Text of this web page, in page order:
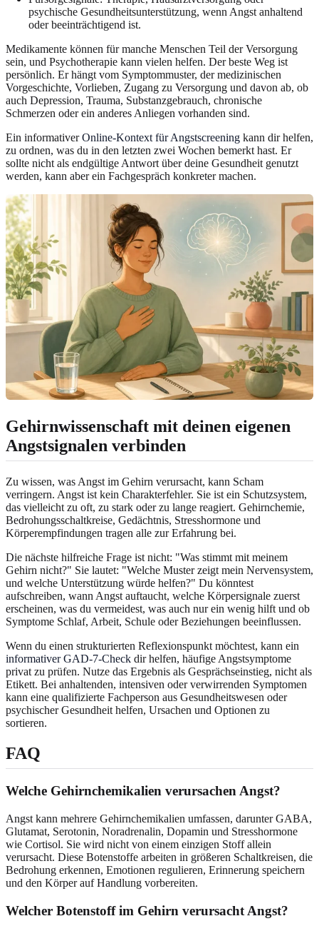
psychische Gesundheitsunterstützung, wenn Angst anhaltend
oder beeinträchtigend ist.
Medikamente können für manche Menschen Teil der Versorgung
sein, und Psychotherapie kann vielen helfen. Der beste Weg ist
persönlich. Er hängt vom Symptommuster, der medizinischen
Vorgeschichte, Vorlieben, Zugang zu Versorgung und davon ab, ob
auch Depression, Trauma, Substanzgebrauch, chronische
Schmerzen oder ein anderes Anliegen vorhanden sind.
Ein informativerOnline-Kontext für Angstscreening kann dir helfen,
zu ordnen, was du in den letzten zwei Wochen bemerkt hast. Er
sollte nicht als endgültige Antwort über deine Gesundheit genutzt
werden, kann aber ein Fachgespräch konkreter machen.
Gehirnwissenschaft mit deinen eigenen
Angstsignalen verbinden
Zu wissen, was Angst im Gehirn verursacht, kann Scham
verringern. Angst ist kein Charakterfehler. Sie ist ein Schutzsystem,
das vielleicht zu oft, zu stark oder zu lange reagiert. Gehirnchemie,
Bedrohungsschaltkreise, Gedächtnis, Stresshormone und
Körperempfindungen tragen alle zur Erfahrung bei.
Die nächste hilfreiche Frage ist nicht: "Was stimmt mit meinem
Gehirn nicht?" Sie lautet: "Welche Muster zeigt mein Nervensystem,
und welche Unterstützung würde helfen?" Du könntest
aufschreiben, wann Angst auftaucht, welche Körpersignale zuerst
erscheinen, was du vermeidest, was auch nur ein wenig hilft und ob
Symptome Schlaf, Arbeit, Schule oder Beziehungen beeinflussen.
Wenn du einen strukturierten Reflexionspunkt möchtest, kann ein
informativer GAD-7-Check dir helfen, häufige Angstsymptome
privat zu prüfen. Nutze das Ergebnis als Gesprächseinstieg, nicht als
Etikett. Bei anhaltenden, intensiven oder verwirrenden Symptomen
kann eine qualifizierte Fachperson aus Gesundheitswesen oder
psychischer Gesundheit helfen, Ursachen und Optionen zu
sortieren.
FAQ
Welche Gehirnchemikalien verursachen Angst?
Angst kann mehrere Gehirnchemikalien umfassen, darunter GABA,
Glutamat, Serotonin, Noradrenalin, Dopamin und Stresshormone
wie Cortisol. Sie wird nicht von einem einzigen Stoff allein
verursacht. Diese Botenstoffe arbeiten in größeren Schaltkreisen, die
Bedrohung erkennen, Emotionen regulieren, Erinnerung speichern
und den Körper auf Handlung vorbereiten.
Welcher Botenstoff im Gehirn verursacht Angst?